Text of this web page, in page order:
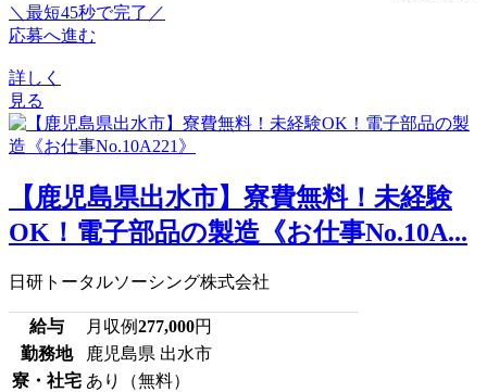
＼最短45秒で完了／
応募へ進む
詳しく
見る
【鹿児島県出水市】寮費無料！未経験
OK！電子部品の製造《お仕事No.10A...
日研トータルソーシング株式会社
給与 月収例277,000円
勤務地
鹿児島県 出水市
寮・社宅 あり（無料）